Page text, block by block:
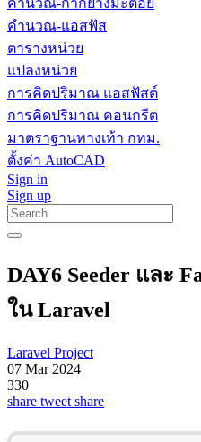
คำนวณ-กากยางมะตอย
คำนวณ-แอสฟัส
ตารางหน่วย
แปลงหน่วย
การคิดปริมาณ แอสฟัสต์
การคิดปริมาณ คอนกรีต
มาตราฐานทางเท้า กทม.
ตั้งค่า AutoCAD
Sign in
Sign up
DAY6 Seeder และ
ใน Laravel
Laravel Project
07 Mar 2024
330
share tweet share